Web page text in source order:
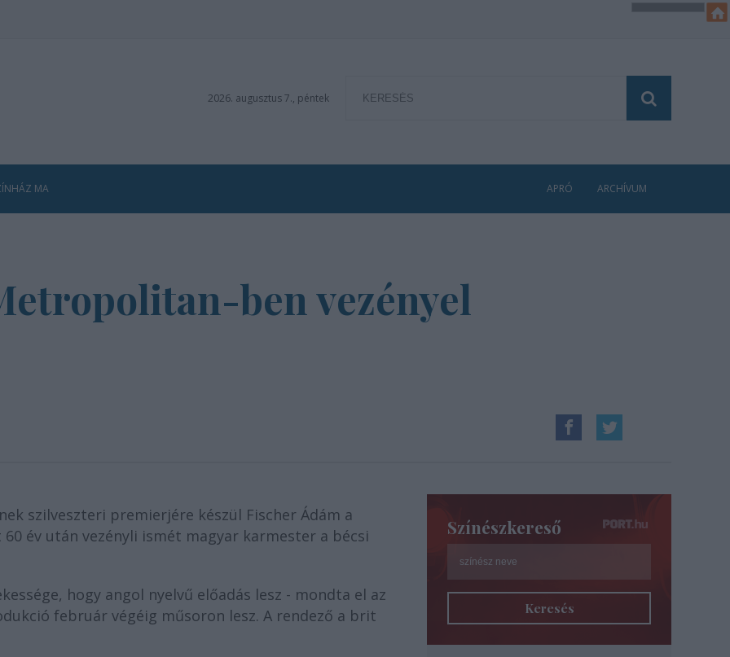
2026. augusztus 7., péntek
MA APRÓ ARCHÍVUM
ben vezényel
szilveszteri premierjére készül Fischer Ádám a
év után vezényli ismét magyar karmester a bécsi
hogy angol nyelvű előadás lesz - mondta el az
február végéig műsoron lesz. A rendező a brit
Színészkereső
Keresés